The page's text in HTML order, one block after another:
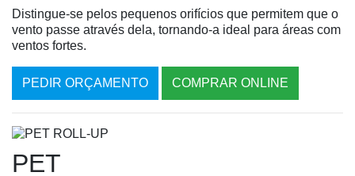
Distingue-se pelos pequenos orifícios que permitem que o
vento passe através dela, tornando-a ideal para áreas com
ventos fortes.
PEDIR ORÇAMENTO COMPRAR ONLINE
PET